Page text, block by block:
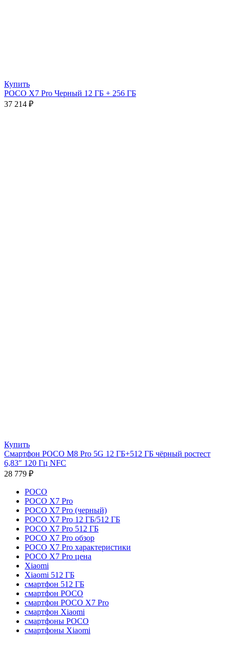
Купить
POCO X7 Pro Черный 12 ГБ + 256 ГБ
37 214 ₽
Купить
Смартфон POCO M8 Pro 5G 12 ГБ+512 ГБ чёрный ростест
6,83″ 120 Гц NFC
28 779 ₽
POCO
POCO X7 Pro
POCO X7 Pro (черный)
POCO X7 Pro 12 ГБ/512 ГБ
POCO X7 Pro 512 ГБ
POCO X7 Pro обзор
POCO X7 Pro характеристики
POCO X7 Pro цена
Xiaomi
Xiaomi 512 ГБ
смартфон 512 ГБ
смартфон POCO
смартфон POCO X7 Pro
смартфон Xiaomi
смартфоны POCO
смартфоны Xiaomi